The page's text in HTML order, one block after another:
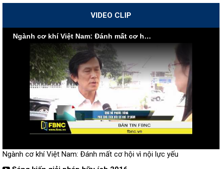
VIDEO CLIP
Ngành cơ khí Việt Nam: Đánh mất cơ hội vì nội lực yếu
Ngành cơ khí Việt Nam: Đánh mất cơ hội vì nội lực yếu